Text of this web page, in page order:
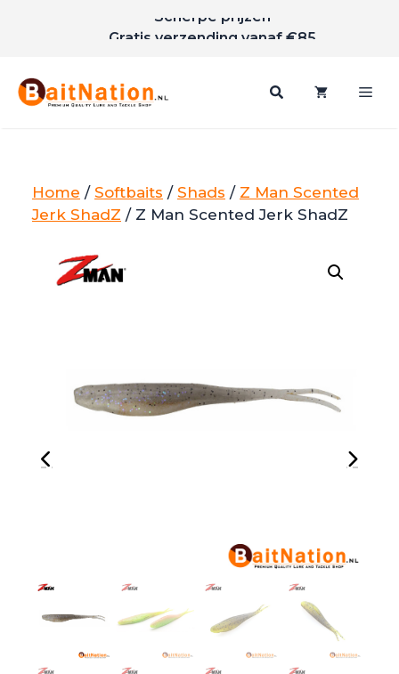
inhoud
Gratis verzending vanaf €85
Home / Softbaits / Shads / Z Man Scented
Jerk ShadZ / Z Man Scented Jerk ShadZ